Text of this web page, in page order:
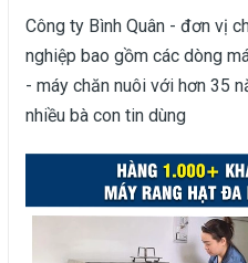
Công ty Bình Quân - đơn vị
nghiệp bao gồm các dòng
- máy chăn nuôi với hơn 35
nhiều bà con tin dùng